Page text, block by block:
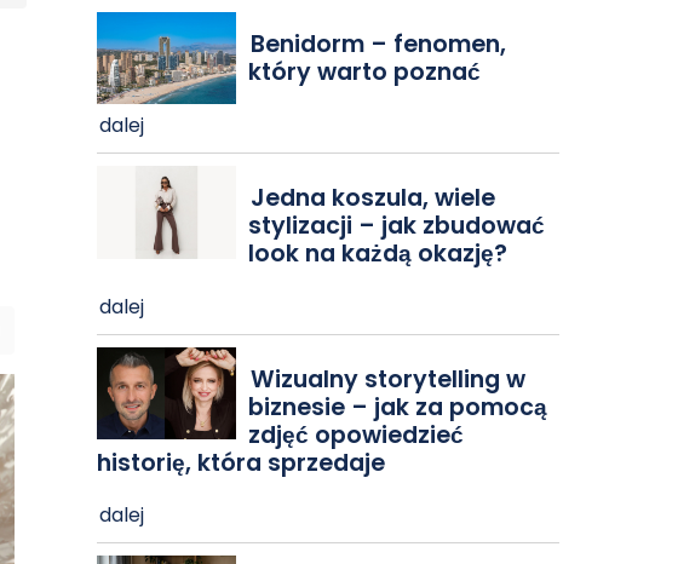
Benidorm – fenomen,
który warto poznać
dalej
Jedna koszula, wiele
stylizacji – jak zbudować
look na każdą okazję?
dalej
Wizualny storytelling w
biznesie – jak za pomocą
zdjęć opowiedzieć
historię, która sprzedaje
dalej